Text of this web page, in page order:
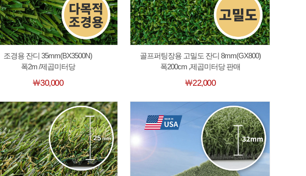
조경용 잔디 35mm(BX3500N)
폭2m /제곱미터당
￦30,000
골프퍼팅장용 고밀도 잔디 8mm(GX800)
폭200cm ,제곱미터당 판매
￦22,000